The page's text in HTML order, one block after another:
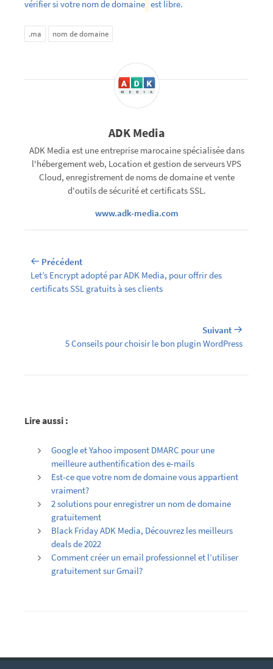
vérifier si votre nom de domaine est libre.
.ma nom de domaine
ADK Media
ADK Media est une entreprise marocaine spécialisée dans
l'hébergement web, Location et gestion de serveurs VPS
Cloud, enregistrement de noms de domaine et vente
d'outils de sécurité et certificats SSL.
www.adk-media.com
Précédent
Let’s Encrypt adopté par ADK Media, pour offrir des
certificats SSL gratuits à ses clients
Suivant
5 Conseils pour choisir le bon plugin WordPress
Lire aussi :
Google et Yahoo imposent DMARC pour une
meilleure authentification des e-mails
Est-ce que votre nom de domaine vous appartient
vraiment?
2 solutions pour enregistrer un nom de domaine
gratuitement
Black Friday ADK Media, Découvrez les meilleurs
deals de 2022
Comment créer un email professionnel et l’utiliser
gratuitement sur Gmail?